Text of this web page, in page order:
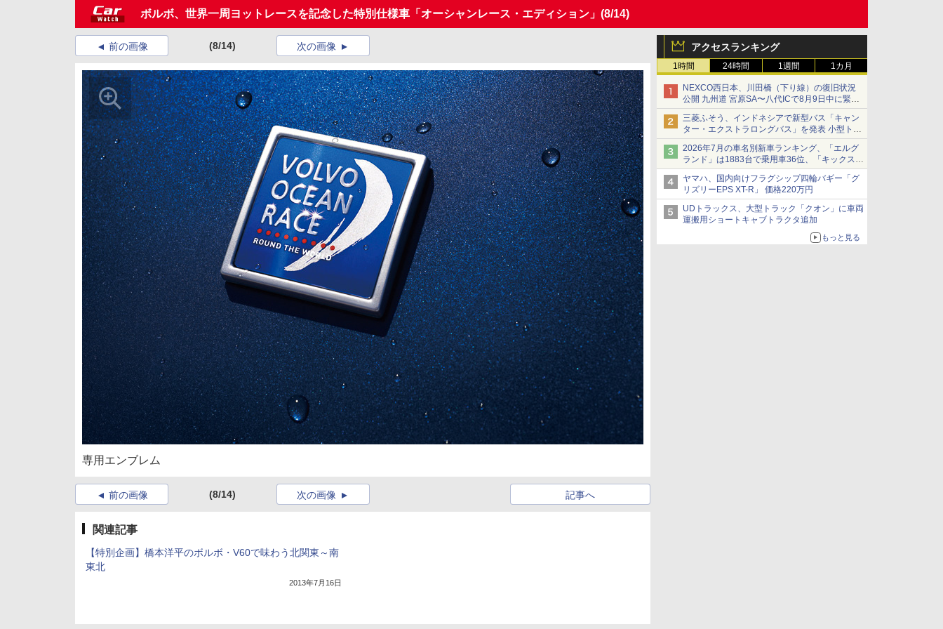
ボルボ、世界一周ヨットレースを記念した特別仕様車「オーシャンレース・エディション」 (8/14)
アクセスランキング
1時間 24時間 1週間 1カ月
NEXCO西日本、川田橋（下り線）の復旧状況
公開 九州道 宮原SA〜八代ICで8月9日中に緊急
車両を通行可能に
三菱ふそう、インドネシアで新型バス「キャン
ター・エクストラロングバス」を発表 小型トラ
ックベースの観光・旅客輸送向けバス
2026年7月の車名別新車ランキング、「エルグ
ランド」は1883台で乗用車36位、「キックス」
は2591台で27位に
ヤマハ、国内向けフラグシップ四輪バギー「グ
リズリーEPS XT-R」 価格220万円
UDトラックス、大型トラック「クオン」に車両
運搬用ショートキャブトラクタ追加
もっと見る
前の画像 (8/14) 次の画像
専用エンブレム
前の画像 (8/14) 記事へ
次の画像
関連記事
【特別企画】橋本洋平のボルボ・V60で味わう北関東～南
東北
2013年7月16日